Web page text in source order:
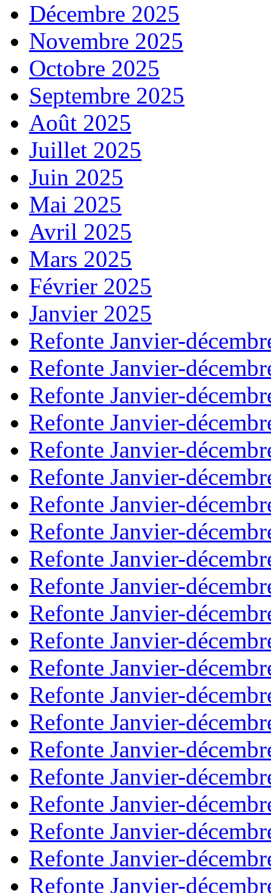
Décembre 2025
Novembre 2025
Octobre 2025
Septembre 2025
Août 2025
Juillet 2025
Juin 2025
Mai 2025
Avril 2025
Mars 2025
Février 2025
Janvier 2025
Refonte Janvier-
Refonte Janvier-
Refonte Janvier-
Refonte Janvier-
Refonte Janvier-
Refonte Janvier-
Refonte Janvier-
Refonte Janvier-
Refonte Janvier-
Refonte Janvier-
Refonte Janvier-
Refonte Janvier-
Refonte Janvier-
Refonte Janvier-
Refonte Janvier-
Refonte Janvier-
Refonte Janvier-
Refonte Janvier-
Refonte Janvier-
Refonte Janvier-
Refonte Janvier-